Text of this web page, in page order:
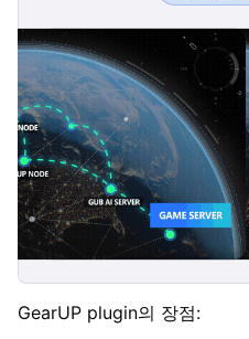
GearUP plugin의 장점: